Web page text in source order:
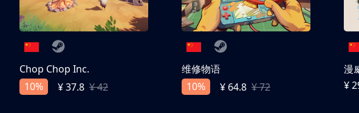
Chop Chop Inc.
10%
¥ 37.8 ¥ 42
维修物语
10%
¥ 64.8 ¥ 72
漫
¥